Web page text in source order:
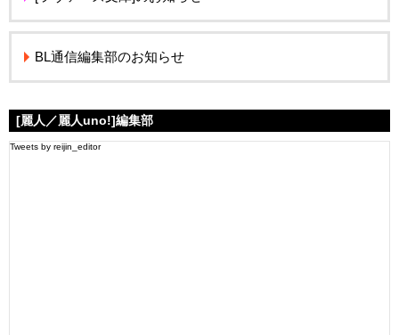
BL通信編集部のお知らせ
[麗人／麗人uno!]編集部
Tweets by reijin_editor